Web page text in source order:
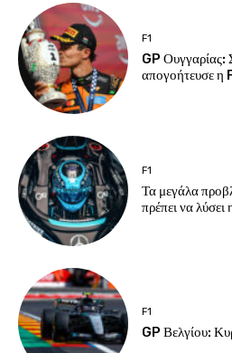
F1
GP
απογοήτευσε
F1
Τα μεγάλα
πρέπει να
F1
GP Βελγίου: